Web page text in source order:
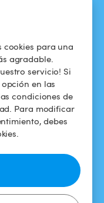
cookies para una
agradable.
servicio! Si
en las
condiciones de
Para modificar
debes
confidencialidad
Aviso legal
LA APP